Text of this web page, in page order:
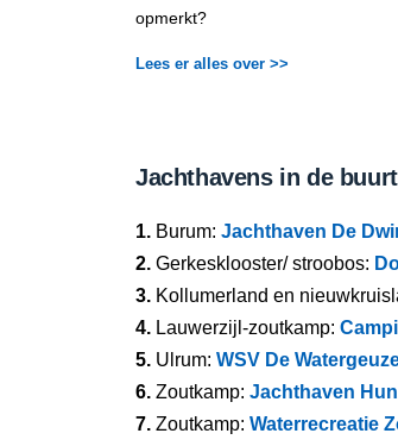
opmerkt?
Lees er alles over >>
Jachthavens in de buurt
1. Burum: Jachthaven De
2. Gerkesklooster/ stroobos:
3. Kollumerland en
4. Lauwerzijl-zoutkamp:
5. Ulrum: WSV De
6. Zoutkamp: Jachthaven
7. Zoutkamp: Waterrecreatie